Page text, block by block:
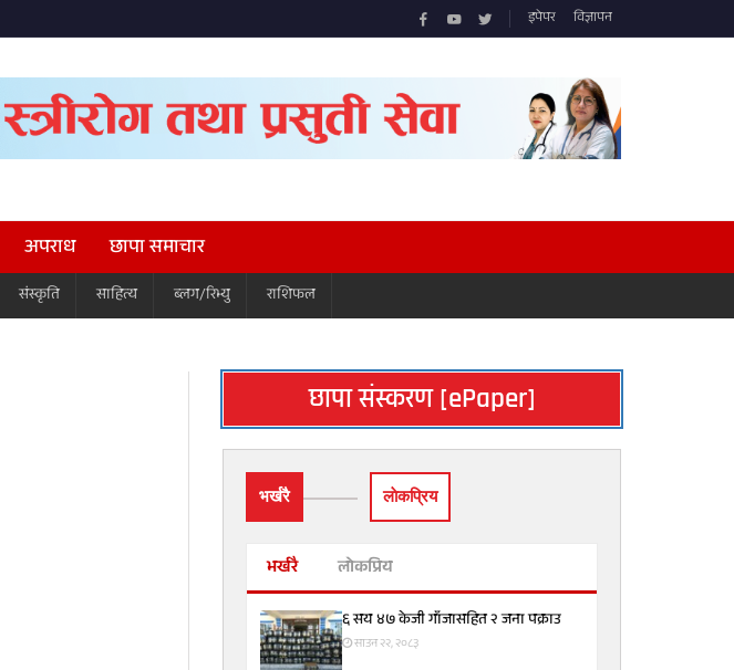
इपेपर विज्ञापन
अपराध छापा समाचार
संस्कृति साहित्य ब्लग/रिभ्यु राशिफल
छापा संस्करण [ePaper]
भर्खरै लाेकप्रिय
भर्खरै लोकप्रिय
६ सय ४७ केजी गाँजासहित २ जना पक्राउ
साउन २२, २०८३